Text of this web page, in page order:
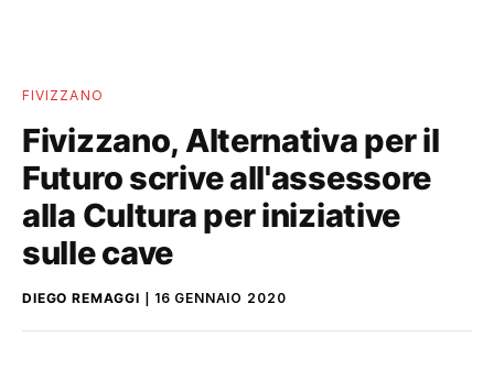
FIVIZZANO
Fivizzano, Alternativa per il
Futuro scrive all'assessore
alla Cultura per iniziative
sulle cave
DIEGO REMAGGI 16 GENNAIO 2020